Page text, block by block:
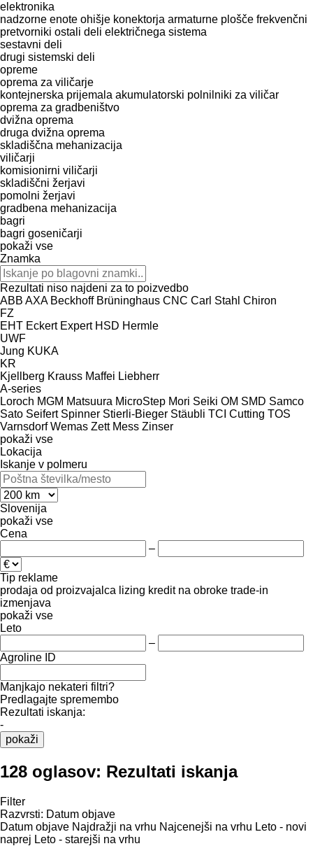
elektronika
nadzorne enote ohišje konektorja armaturne plošče frekvenčni
pretvorniki ostali deli električnega sistema
sestavni deli
drugi sistemski deli
opreme
oprema za viličarje
kontejnerska prijemala akumulatorski polnilniki za viličar
oprema za gradbeništvo
dvižna oprema
druga dvižna oprema
skladiščna mehanizacija
viličarji
komisionirni viličarji
skladiščni žerjavi
pomolni žerjavi
gradbena mehanizacija
bagri
bagri goseničarji
pokaži vse
Znamka
Rezultati niso najdeni za to poizvedbo
ABB AXA Beckhoff Brüninghaus CNC Carl Stahl Chiron
FZ
EHT Eckert Expert HSD Hermle
UWF
Jung KUKA
KR
Kjellberg Krauss Maffei Liebherr
A-series
Loroch MGM Matsuura MicroStep Mori Seiki OM SMD Samco
Sato Seifert Spinner Stierli-Bieger Stäubli TCI Cutting TOS
Varnsdorf Wemas Zett Mess Zinser
pokaži vse
Lokacija
Iskanje v polmeru
Slovenija
pokaži vse
Cena
–
Tip reklame
prodaja od proizvajalca lizing kredit na obroke trade-in
izmenjava
pokaži vse
Leto
–
Agroline ID
Manjkajo nekateri filtri?
Predlagajte spremembo
Rezultati iskanja:
-
pokaži
128 oglasov: Rezultati iskanja
Filter
Razvrsti: Datum objave
Datum objave Najdražji na vrhu Najcenejši na vrhu Leto - novi
naprej Leto - starejši na vrhu